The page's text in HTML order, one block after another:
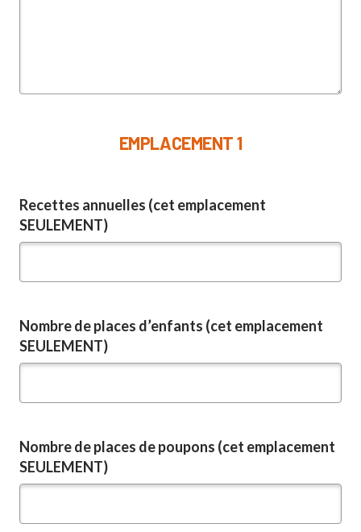
EMPLACEMENT 1
Recettes annuelles (cet emplacement
SEULEMENT)
Nombre de places d’enfants (cet emplacement
SEULEMENT)
Nombre de places de poupons (cet emplacement
SEULEMENT)